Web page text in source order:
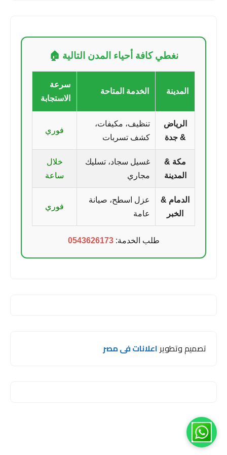
نغطي كافة أحياء المدن التالية 🏠
المدينة الخدمة المتاحة
سرعة
الاستجابة
الرياض
& جدة
تنظيف، مكيفات،
كشف تسربات
فوري
مكة &
المدينة
غسيل سجاد، تسليك
مجاري
خلال
ساعة
الدمام &
الخبر
عزل اسطح، صيانة
عامة
فوري
طلب الخدمة:0543626173
تصميم وتطويراعلانات فى مصر
مرحبا اخي 😊